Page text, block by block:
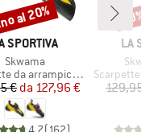
SPORTIVA
Articolo
Skwama
di prodotti
da arrampicata
Prezzo
€ Prezzo ridotto
da 127,96 €
al 20%
LA
Gruppo
Scarpette